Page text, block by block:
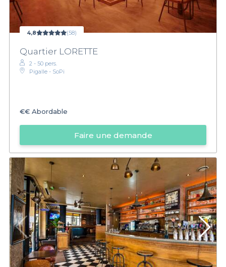
4,8 (58)
Quartier LORETTE
2 - 50 pers.
Pigalle - SoPi
€€ Abordable
Faire une demande